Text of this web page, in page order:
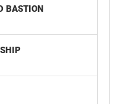
BASTION